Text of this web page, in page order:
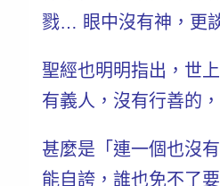
戮… 眼中沒有神，更
聖經也明明指出，世
有義人，沒有行善的
甚麼是「連一個也沒
能自誇，誰也免不了